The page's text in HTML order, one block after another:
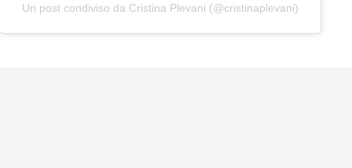
Un post condiviso da Cristina Plevani (@cristinaplevani)